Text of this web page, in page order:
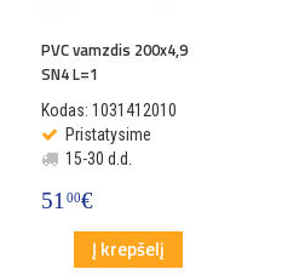
PVC vamzdis 200x4,9
SN4 L=1
Kodas: 1031412010
Pristatysime
15-30 d.d.
5100€
Į krepšelį